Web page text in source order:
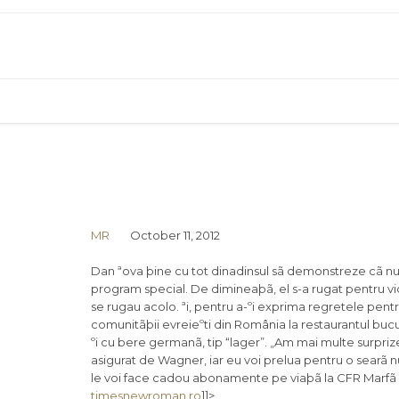
MR October 11, 2012
Dan ªova þine cu tot dinadinsul sã demonstreze cã
program special. De dimineaþã, el s-a rugat pentru
se rugau acolo. ªi, pentru a-ºi exprima regretele
comunitãþii evreieºti din România la restaurantul
ºi cu bere germanã, tip “lager”. „Am mai multe
asigurat de Wagner, iar eu voi prelua pentru o searã
le voi face cadou abonamente pe viaþã la CFR Marfã
timesnewroman.ro]]>